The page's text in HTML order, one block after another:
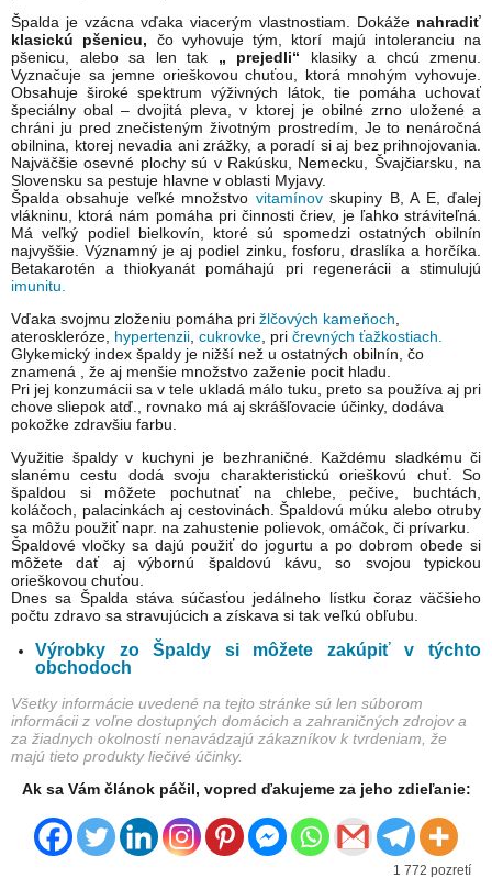
Špalda je vzácna vďaka viacerým vlastnostiam. Dokáže nahradiť
klasickú pšenicu, čo vyhovuje tým, ktorí majú intoleranciu na
pšenicu, alebo sa len tak „ prejedli“ klasiky a chcú zmenu.
Vyznačuje sa jemne orieškovou chuťou, ktorá mnohým vyhovuje.
Obsahuje široké spektrum výživných látok, tie pomáha uchovať
špeciálny obal – dvojitá pleva, v ktorej je obilné zrno uložené a
chráni ju pred znečisteným životným prostredím, Je to nenáročná
obilnina, ktorej nevadia ani zrážky, a poradí si aj bez prihnojovania.
Najväčšie osevné plochy sú v Rakúsku, Nemecku, Švajčiarsku, na
Slovensku sa pestuje hlavne v oblasti Myjavy.
Špalda obsahuje veľké množstvo vitamínovskupiny B, A E, ďalej
vlákninu, ktorá nám pomáha pri činnosti čriev, je ľahko stráviteľná.
Má veľký podiel bielkovín, ktoré sú spomedzi ostatných obilnín
najvyššie. Významný je aj podiel zinku, fosforu, draslíka a horčíka.
Betakarotén a thiokyanát pomáhajú pri regenerácii a stimulujú
imunitu.
Vďaka svojmu zloženiu pomáha pri žlčových kameňoch
ateroskleróze, hypertenzii cukrovke , pri črevných ťažkostiach.
Glykemický index špaldy je nižší než u ostatných obilnín, čo
znamená , že aj menšie množstvo zaženie pocit hladu.
Pri jej konzumácii sa v tele ukladá málo tuku, preto sa používa aj pri
chove sliepok atď., rovnako má aj skrášľovacie účinky, dodáva
pokožke zdravšiu farbu.
Využitie špaldy v kuchyni je bezhraničné. Každému sladkému či
slanému cestu dodá svoju charakteristickú orieškovú chuť. So
špaldou si môžete pochutnať na chlebe, pečive, buchtách,
koláčoch, palacinkách aj cestovinách. Špaldovú múku alebo otruby
sa môžu použiť napr. na zahustenie polievok, omáčok, či prívarku.
Špaldové vločky sa dajú použiť do jogurtu a po dobrom obede si
môžete dať aj výbornú špaldovú kávu, so svojou typickou
orieškovou chuťou.
Dnes sa Špalda stáva súčasťou jedálneho lístku čoraz väčšieho
počtu zdravo sa stravujúcich a získava si tak veľkú obľubu.
Výrobky zo Špaldy si môžete zakúpiť v týchto
obchodoch
Všetky informácie uvedené na tejto stránke sú len súborom
informácii z voľne dostupných domácich a zahraničných zdrojov a
za žiadnych okolností nenavádzajú zákazníkov k tvrdeniam, že
majú tieto produkty liečivé účinky.
Ak sa Vám článok páčil, vopred ďakujeme za jeho zdieľanie:
1 772 pozretí